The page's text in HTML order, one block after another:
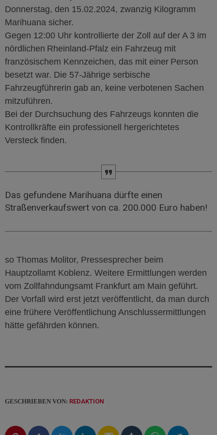
Donnerstag, den 15.02.2024, zwanzig Kilogramm
Marihuana sicher.
Gegen 12:00 Uhr kontrollierte der Zoll auf der A 3 im
nördlichen Rheinland-Pfalz ein Fahrzeug mit
französischem Kennzeichen, das mit einer Person
besetzt war. Die 57-Jährige serbische
Fahrzeugführerin gab an, keine verbotenen Sachen
mitzuführen.
Bei der Durchsuchung des Fahrzeugs konnten die
Kontrollkräfte ein professionell hergerichtetes
Versteck finden.
Das gefundene Marihuana dürfte einen
Straßenverkaufswert von ca. 200.000 Euro haben!
so Thomas Molitor, Pressesprecher beim
Hauptzollamt Koblenz. Weitere Ermittlungen werden
vom Zollfahndungsamt Frankfurt am Main geführt.
Der Vorfall wird erst jetzt veröffentlicht, da man durch
eine frühere Veröffentlichung Anschlussermittlungen
hätte gefährden können.
GESCHRIEBEN VON: REDAKTION